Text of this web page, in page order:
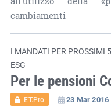
cambiamenti
I MANDATI PER PROSSIMI
ESG
Per le pensioni
ET.Pro 23 Mar 2016